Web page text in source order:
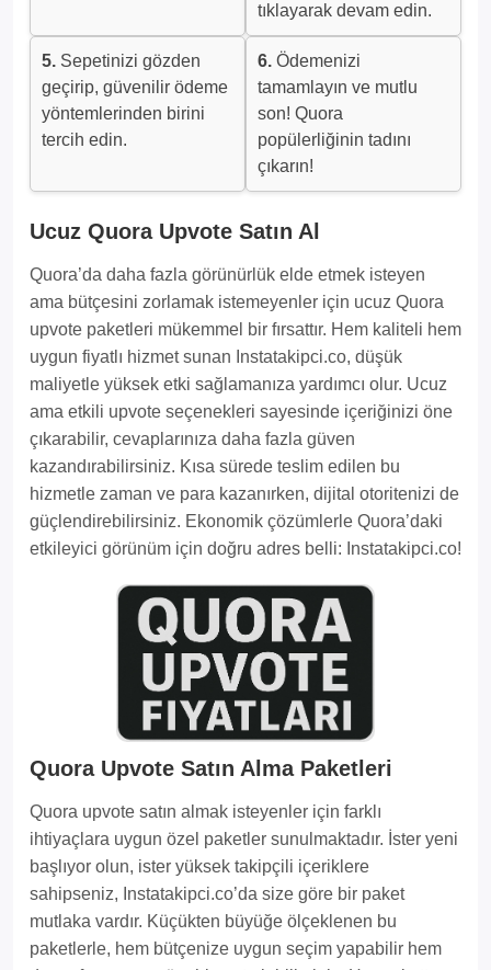
tıklayarak devam edin.
5. Sepetinizi gözden
geçirip, güvenilir ödeme
yöntemlerinden birini
tercih edin.
6. Ödemenizi
tamamlayın ve mutlu
son! Quora
popülerliğinin tadını
çıkarın!
Ucuz Quora Upvote Satın Al
Quora’da daha fazla görünürlük elde etmek isteyen
ama bütçesini zorlamak istemeyenler için ucuz Quora
upvote paketleri mükemmel bir fırsattır. Hem kaliteli hem
uygun fiyatlı hizmet sunan Instatakipci.co, düşük
maliyetle yüksek etki sağlamanıza yardımcı olur. Ucuz
ama etkili upvote seçenekleri sayesinde içeriğinizi öne
çıkarabilir, cevaplarınıza daha fazla güven
kazandırabilirsiniz. Kısa sürede teslim edilen bu
hizmetle zaman ve para kazanırken, dijital otoritenizi de
güçlendirebilirsiniz. Ekonomik çözümlerle Quora’daki
etkileyici görünüm için doğru adres belli: Instatakipci.co!
Quora Upvote Satın Alma Paketleri
Quora upvote satın almak isteyenler için farklı
ihtiyaçlara uygun özel paketler sunulmaktadır. İster yeni
başlıyor olun, ister yüksek takipçili içeriklere
sahipseniz, Instatakipci.co’da size göre bir paket
mutlaka vardır. Küçükten büyüğe ölçeklenen bu
paketlerle, hem bütçenize uygun seçim yapabilir hem